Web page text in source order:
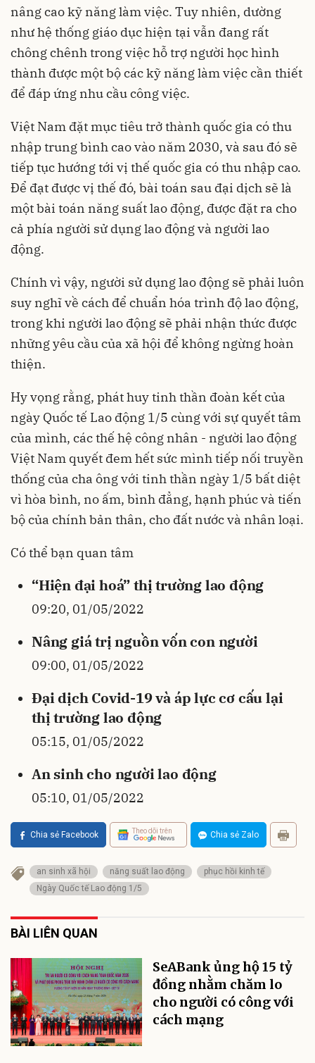
nâng cao kỹ năng làm việc. Tuy nhiên, dường
như hệ thống giáo dục hiện tại vẫn đang rất
chông chênh trong việc hỗ trợ người học hình
thành được một bộ các kỹ năng làm việc cần thiết
để đáp ứng nhu cầu công việc.
Việt Nam đặt mục tiêu trở thành quốc gia có thu
nhập trung bình cao vào năm 2030, và sau đó sẽ
tiếp tục hướng tới vị thế quốc gia có thu nhập cao.
Để đạt được vị thế đó, bài toán sau đại dịch sẽ là
một bài toán năng suất lao động, được đặt ra cho
cả phía người sử dụng lao động và người lao
động.
Chính vì vậy, người sử dụng lao động sẽ phải luôn
suy nghĩ về cách để chuẩn hóa trình độ lao động,
trong khi người lao động sẽ phải nhận thức được
những yêu cầu của xã hội để không ngừng hoàn
thiện.
Hy vọng rằng, phát huy tinh thần đoàn kết của
ngày Quốc tế Lao động 1/5 cùng với sự quyết tâm
của mình, các thế hệ công nhân - người lao động
Việt Nam quyết đem hết sức mình tiếp nối truyền
thống của cha ông với tinh thần ngày 1/5 bất diệt
vì hòa bình, no ấm, bình đẳng, hạnh phúc và tiến
bộ của chính bản thân, cho đất nước và nhân loại.
Có thể bạn quan tâm
“Hiện đại hoá” thị trường lao động
09:20, 01/05/2022
Nâng giá trị nguồn vốn con người
09:00, 01/05/2022
Đại dịch Covid-19 và áp lực cơ cấu lại
thị trường lao động
05:15, 01/05/2022
An sinh cho người lao động
05:10, 01/05/2022
Chia sẻ Facebook Theo dõi trên Chia sẻ Zalo
an sinh xã hội năng suất lao động
phục hồi kinh tế
Ngày Quốc tế Lao động 1/5
BÀI LIÊN QUAN
SeABank ủng hộ 15 tỷ
đồng nhằm chăm lo
cho người có công với
cách mạng